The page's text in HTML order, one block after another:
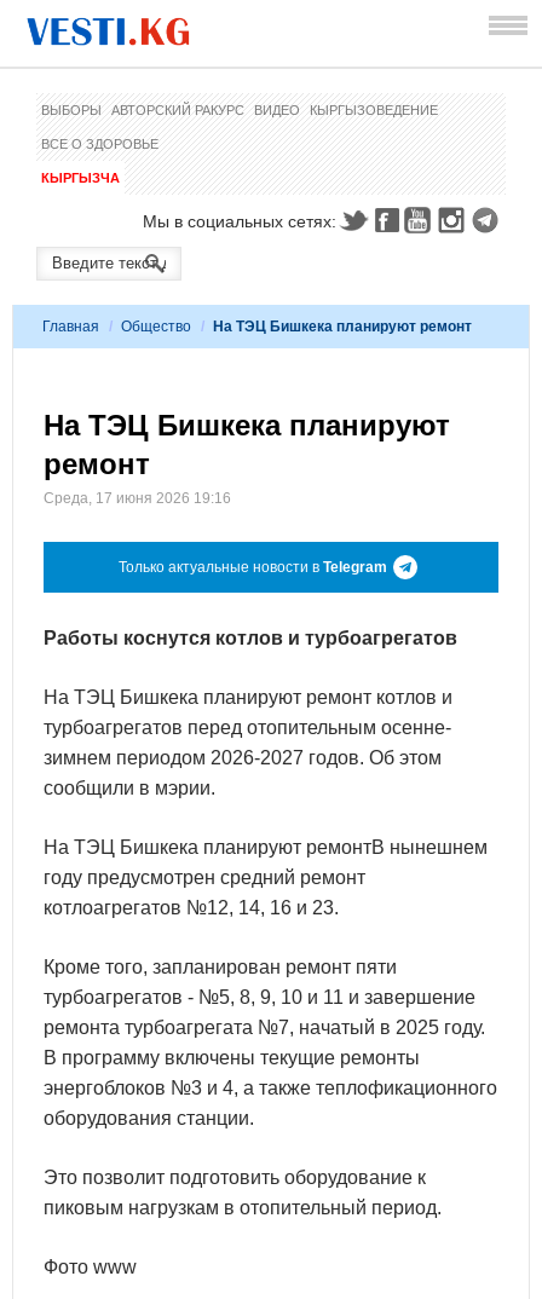
ВЫБОРЫ АВТОРСКИЙ РАКУРС ВИДЕО КЫРГЫЗОВЕДЕНИЕ
ВСЕ О ЗДОРОВЬЕ
КЫРГЫЗЧА
Мы в социальных сетях:
Главная / Общество / На ТЭЦ Бишкека планируют ремонт
На ТЭЦ Бишкека планируют
ремонт
Среда, 17 июня 2026 19:16
Только актуальные новости в Telegram
Работы коснутся котлов и турбоагрегатов
На ТЭЦ Бишкека планируют ремонт котлов и
турбоагрегатов перед отопительным осенне-
зимнем периодом 2026-2027 годов. Об этом
сообщили в мэрии.
На ТЭЦ Бишкека планируют ремонтВ нынешнем
году предусмотрен средний ремонт
котлоагрегатов №12, 14, 16 и 23.
Кроме того, запланирован ремонт пяти
турбоагрегатов - №5, 8, 9, 10 и 11 и завершение
ремонта турбоагрегата №7, начатый в 2025 году.
В программу включены текущие ремонты
энергоблоков №3 и 4, а также теплофикационного
оборудования станции.
Это позволит подготовить оборудование к
пиковым нагрузкам в отопительный период.
Фото www